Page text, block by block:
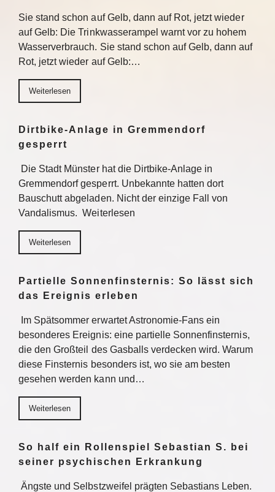
Sie stand schon auf Gelb, dann auf Rot, jetzt wieder
auf Gelb: Die Trinkwasserampel warnt vor zu hohem
Wasserverbrauch. Sie stand schon auf Gelb, dann auf
Rot, jetzt wieder auf Gelb:…
Weiterlesen
Dirtbike-Anlage in Gremmendorf
gesperrt
Die Stadt Münster hat die Dirtbike-Anlage in
Gremmendorf gesperrt. Unbekannte hatten dort
Bauschutt abgeladen. Nicht der einzige Fall von
Vandalismus. Weiterlesen
Weiterlesen
Partielle Sonnenfinsternis: So lässt sich
das Ereignis erleben
Im Spätsommer erwartet Astronomie-Fans ein
besonderes Ereignis: eine partielle Sonnenfinsternis,
die den Großteil des Gasballs verdecken wird. Warum
diese Finsternis besonders ist, wo sie am besten
gesehen werden kann und…
Weiterlesen
So half ein Rollenspiel Sebastian S. bei
seiner psychischen Erkrankung
Ängste und Selbstzweifel prägten Sebastians Leben.